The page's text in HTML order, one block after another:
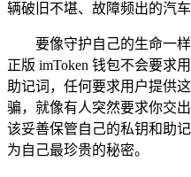
辆破旧不堪、故障频出的汽车
要像守护自己的生命一
正版 imToken 钱包不会要求
助记词，任何要求用户提供
骗，就像有人突然要求你交
该妥善保管自己的私钥和助
为自己最珍贵的秘密。